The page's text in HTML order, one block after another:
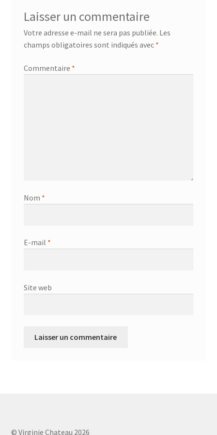
Laisser un commentaire
Votre adresse e-mail ne sera pas publiée. Les
champs obligatoires sont indiqués avec *
Commentaire *
Nom *
E-mail *
Site web
© Virginie Chateau 2026